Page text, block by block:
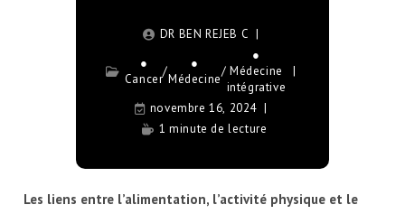
DR BEN REJEB C
●
Cancer
/
●
Médecine
/
●
Médecine
intégrative
novembre 16, 2024
1 minute de lecture
Les liens entre l’alimentation, l’activité physique et le